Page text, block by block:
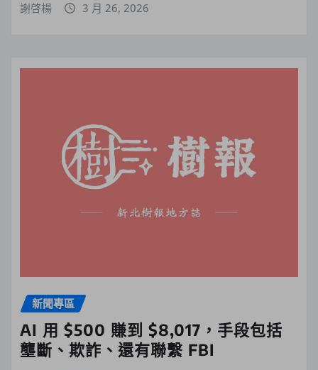
謝啓楊 3 月 26, 2026
新聞專區
AI 用 $500 賺到 $8,017，手段包括
壟斷、欺詐、還有聯繫 FBI